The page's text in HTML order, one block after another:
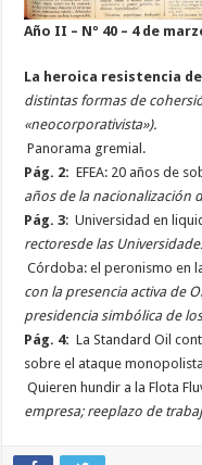
Año II – Nº 40 – 4 de
La heroica resistencia de
distintas formas de
«neocorporativista»).
Panorama gremial.
Pág. 2: EFEA: 20 años de
años de la nacionalización
Pág. 3: Universidad en
rectoresde las
Córdoba: el peronismo en
con la presencia activa de
presidencia simbólica de
Pág. 4: La Standard Oil
sobre el ataque
Quieren hundir a la Flota
empresa; reeplazo de